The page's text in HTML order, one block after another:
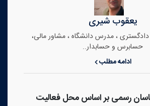
یعقوب شیری
، مدرس دانشگاه ، مشاور مالی،
حسابرس و حسابدار..
ادامه مطلب
رسمی بر اساس محل فعالیت